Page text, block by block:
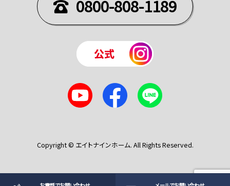
0800-808-1189
Copyright © エイトナインホーム. All Rights Reserved.